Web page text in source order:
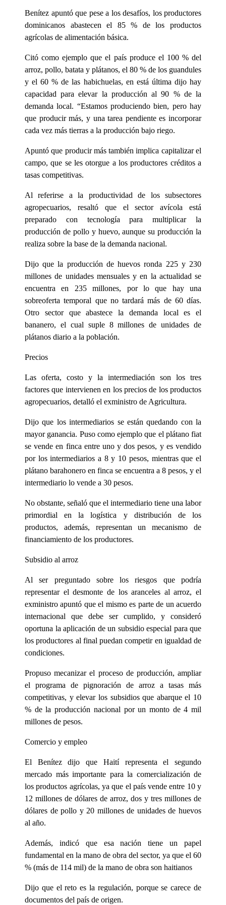
Benítez apuntó que pese a los desafíos, los productores
dominicanos abastecen el 85 % de los productos
agrícolas de alimentación básica.
Citó como ejemplo que el país produce el 100 % del
arroz, pollo, batata y plátanos, el 80 % de los guandules
y el 60 % de las habichuelas, en está última dijo hay
capacidad para elevar la producción al 90 % de la
demanda local. “Estamos produciendo bien, pero hay
que producir más, y una tarea pendiente es incorporar
cada vez más tierras a la producción bajo riego.
Apuntó que producir más también implica capitalizar el
campo, que se les otorgue a los productores créditos a
tasas competitivas.
Al referirse a la productividad de los subsectores
agropecuarios, resaltó que el sector avícola está
preparado con tecnología para multiplicar la
producción de pollo y huevo, aunque su producción la
realiza sobre la base de la demanda nacional.
Dijo que la producción de huevos ronda 225 y 230
millones de unidades mensuales y en la actualidad se
encuentra en 235 millones, por lo que hay una
sobreoferta temporal que no tardará más de 60 días.
Otro sector que abastece la demanda local es el
bananero, el cual suple 8 millones de unidades de
plátanos diario a la población.
Precios
Las oferta, costo y la intermediación son los tres
factores que intervienen en los precios de los productos
agropecuarios, detalló el exministro de Agricultura.
Dijo que los intermediarios se están quedando con la
mayor ganancia. Puso como ejemplo que el plátano fiat
se vende en finca entre uno y dos pesos, y es vendido
por los intermediarios a 8 y 10 pesos, mientras que el
plátano barahonero en finca se encuentra a 8 pesos, y el
intermediario lo vende a 30 pesos.
No obstante, señaló que el intermediario tiene una labor
primordial en la logística y distribución de los
productos, además, representan un mecanismo de
financiamiento de los productores.
Subsidio al arroz
Al ser preguntado sobre los riesgos que podría
representar el desmonte de los aranceles al arroz, el
exministro apuntó que el mismo es parte de un acuerdo
internacional que debe ser cumplido, y consideró
oportuna la aplicación de un subsidio especial para que
los productores al final puedan competir en igualdad de
condiciones.
Propuso mecanizar el proceso de producción, ampliar
el programa de pignoración de arroz a tasas más
competitivas, y elevar los subsidios que abarque el 10
% de la producción nacional por un monto de 4 mil
millones de pesos.
Comercio y empleo
El Benítez dijo que Haití representa el segundo
mercado más importante para la comercialización de
los productos agrícolas, ya que el país vende entre 10 y
12 millones de dólares de arroz, dos y tres millones de
dólares de pollo y 20 millones de unidades de huevos
al año.
Además, indicó que esa nación tiene un papel
fundamental en la mano de obra del sector, ya que el 60
% (más de 114 mil) de la mano de obra son haitianos
Dijo que el reto es la regulación, porque se carece de
documentos del país de origen.